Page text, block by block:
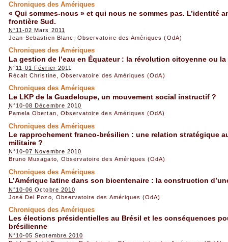
Chroniques des Amériques
« Qui sommes-nous » et qui nous ne sommes pas. L’identité
frontière Sud.
N°11-02 Mars 2011
Jean-Sebastien Blanc
,Observatoire des Amériques (OdA)
Chroniques des Amériques
La gestion de l’eau en Équateur : la révolution citoyenne ou
N°11-01 Février 2011
Récalt Christine
Observatoire des Amériques (OdA)
Chroniques des Amériques
Le LKP de la Guadeloupe, un mouvement social instructif ?
N°10-08 Décembre 2010
Pamela Obertan
Observatoire des Amériques (OdA)
Chroniques des Amériques
Le rapprochement franco-brésilien : une relation stratégique
militaire ?
N°10-07 Novembre 2010
Bruno Muxagato
Observatoire des Amériques (OdA)
Chroniques des Amériques
L’Amérique latine dans son bicentenaire : la construction
N°10-06 Octobre 2010
José Del Pozo
Observatoire des Amériques (OdA)
Chroniques des Amériques
Les élections présidentielles au Brésil et les conséquences
brésilienne
N°10-05 Septembre 2010